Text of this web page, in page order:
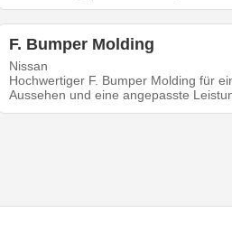
F. Bumper Molding
Nissan
Hochwertiger F. Bumper Molding für
Aussehen und eine angepasste